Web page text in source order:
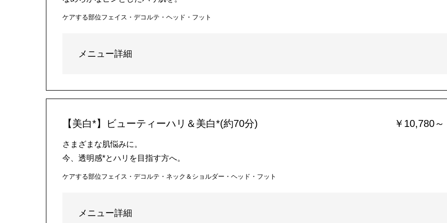
ケアする部位フェイス・デコルテ・ヘッド・フット
メニュー詳細
【美白*】ビューティーハリ＆美白*(約70分) ￥10,780～
さまざまな肌悩みに。
今、透明感*とハリを目指す方へ。
ケアする部位フェイス・デコルテ・ネック＆ショルダー・ヘッド・フット
メニュー詳細